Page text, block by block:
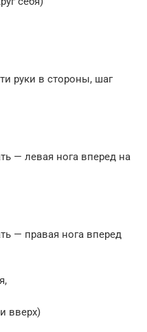
руки в стороны, шаг
— левая нога вперед на
— правая нога вперед
вверх)